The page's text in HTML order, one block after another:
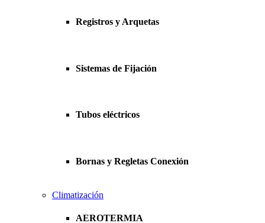
Registros y Arquetas
Sistemas de Fijación
Tubos eléctricos
Bornas y Regletas Conexión
Climatización
AEROTERMIA